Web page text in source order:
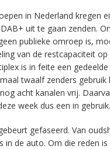
in Nederland kregen
uit te gaan zenden.
publieke omroep is,
van de restcapaciteit
is in feite een
twaalf zenders gebruik
acht kanalen vrij.
week dus een in gebruik.
gefaseerd. Van
in de auto. Om die reden is